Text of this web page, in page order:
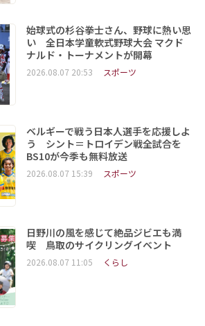
始球式の杉谷拳士さん、野球に熱い思
い 全日本学童軟式野球大会 マクド
ナルド・トーナメントが開幕
2026.08.07 20:53 スポーツ
ベルギーで戦う日本人選手を応援しよ
う シント＝トロイデン戦全試合を
BS10が今季も無料放送
2026.08.07 15:39 スポーツ
日野川の風を感じて絶品ジビエも満
喫 鳥取のサイクリングイベント
2026.08.07 11:05 くらし